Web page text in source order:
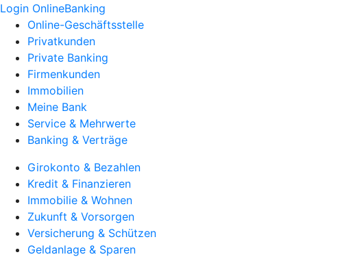
Login OnlineBanking
Online-Geschäftsstelle
Privatkunden
Private Banking
Firmenkunden
Immobilien
Meine Bank
Service & Mehrwerte
Banking & Verträge
Girokonto & Bezahlen
Kredit & Finanzieren
Immobilie & Wohnen
Zukunft & Vorsorgen
Versicherung & Schützen
Geldanlage & Sparen